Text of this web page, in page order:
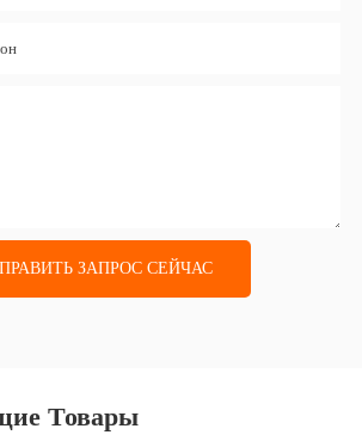
ЗАПРОС СЕЙЧАС
Товары